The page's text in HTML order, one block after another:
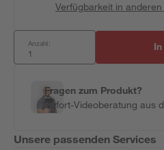
Verfügbarkeit in
Anzahl:
Fragen zum Produkt?
Sofort-Videoberatung aus
Unsere passenden Services